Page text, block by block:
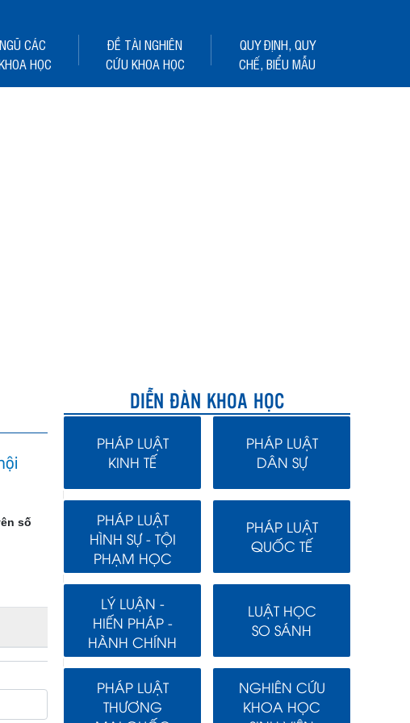
CÁC
HỌC
ĐỀ TÀI NGHIÊN
CỨU KHOA HỌC
QUY ĐỊNH, QUY
CHẾ, BIỂU MẪU
số
DIỄN ĐÀN KHOA HỌC
PHÁP LUẬT
KINH TẾ
PHÁP LUẬT
DÂN SỰ
PHÁP LUẬT
HÌNH SỰ - TỘI
PHẠM HỌC
PHÁP LUẬT
QUỐC TẾ
LÝ LUẬN -
HIẾN PHÁP -
HÀNH CHÍNH
LUẬT HỌC
SO SÁNH
PHÁP LUẬT
THƯƠNG
NGHIÊN CỨU
KHOA HỌC